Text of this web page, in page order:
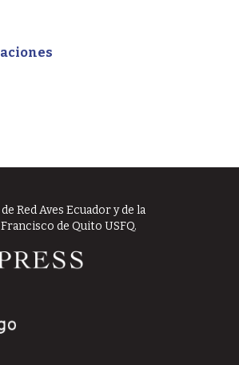
Red Aves Ecuador y de la
de Quito USFQ.